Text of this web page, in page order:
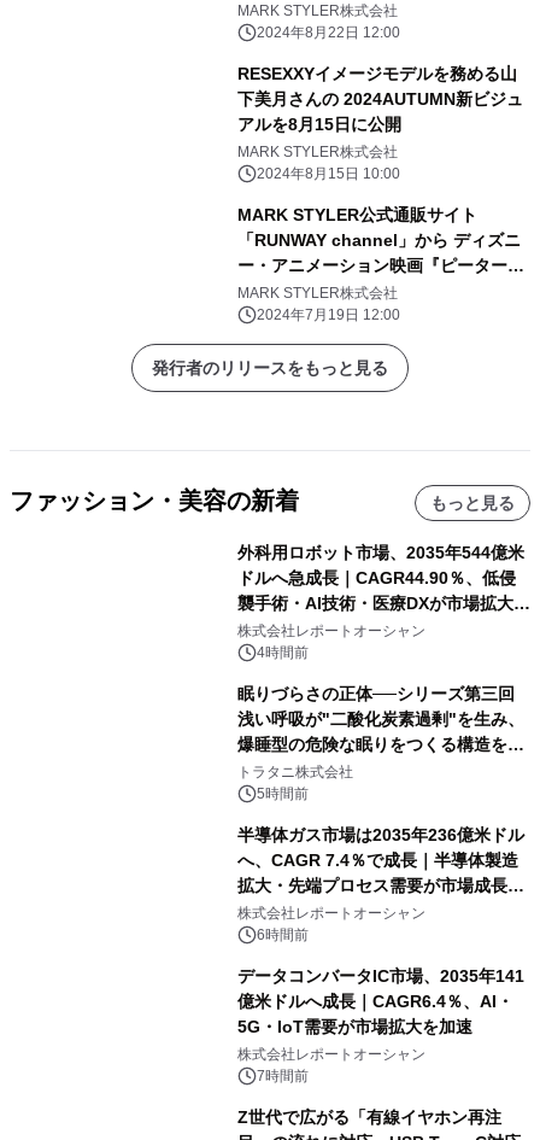
ガジン 第一弾を8月22日に公開
MARK STYLER株式会社
2024年8月22日 12:00
RESEXXYイメージモデルを務める山
下美月さんの 2024AUTUMN新ビジュ
アルを8月15日に公開
MARK STYLER株式会社
2024年8月15日 10:00
MARK STYLER公式通販サイト
「RUNWAY channel」から ディズニ
ー・アニメーション映画『ピーター・
パン』 『塔の上のラプンツェル』『ア
ナと雪の女王』の 3作品をテーマにし
たディズニーコレクション初登場
MARK STYLER株式会社
2024年7月19日 12:00
発行者のリリースをもっと見る
ファッション・美容の新着 もっと見る
外科用ロボット市場、2035年544億米
ドルへ急成長｜CAGR44.90％、低侵
襲手術・AI技術・医療DXが市場拡大を
牽引
株式会社レポートオーシャン
4時間前
眠りづらさの正体──シリーズ第三回
浅い呼吸が"二酸化炭素過剰"を生み、
爆睡型の危険な眠りをつくる構造を解
説
トラタニ株式会社
5時間前
半導体ガス市場は2035年236億米ドル
へ、CAGR 7.4％で成長｜半導体製造
拡大・先端プロセス需要が市場成長を
加速
株式会社レポートオーシャン
6時間前
データコンバータIC市場、2035年141
億米ドルへ成長｜CAGR6.4％、AI・
5G・IoT需要が市場拡大を加速
株式会社レポートオーシャン
7時間前
Z世代で広がる「有線イヤホン再注